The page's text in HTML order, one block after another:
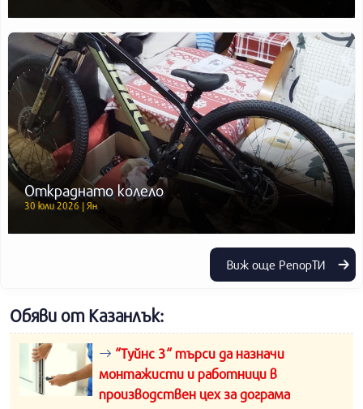
Откраднато колело
30 юли 2026 | Ян
Виж още РепорТИ
Обяви от Казанлък:
“Туйнс 3“ търси да назначи
монтажисти и работници в
производствен цех за дограма